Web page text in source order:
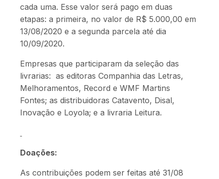
cada uma. Esse valor será pago em duas
etapas: a primeira, no valor de R$ 5.000,00 em
13/08/2020 e a segunda parcela até dia
10/09/2020.
Empresas que participaram da seleção das
livrarias: as editoras Companhia das Letras,
Melhoramentos, Record e WMF Martins
Fontes; as distribuidoras Catavento, Disal,
Inovação e Loyola; e a livraria Leitura.
Doações:
As contribuições podem ser feitas até 31/08